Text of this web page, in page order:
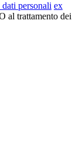
personali ex
al trattamento dei